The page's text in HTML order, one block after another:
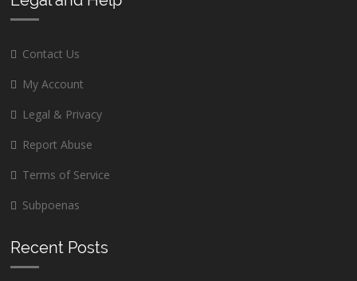
Contact Us
My Account
Legal & Privacy
Report Abuse
Terms of Service
Subpoenas
Recent Posts